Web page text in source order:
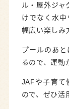
ル・屋外ジ
けでなく水
幅広い楽しみ
プールのあ
るので、運動
JAFや子育て
ので、ぜひ活